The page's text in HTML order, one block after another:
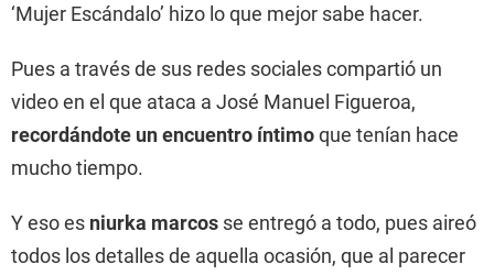
‘Mujer Escándalo’ hizo lo que mejor sabe hacer.
Pues a través de sus redes sociales compartió un
video en el que ataca a José Manuel Figueroa,
recordándote un encuentro íntimoque tenían hace
mucho tiempo.
Y eso es niurka marcos se entregó a todo, pues aireó
todos los detalles de aquella ocasión, que al parecer